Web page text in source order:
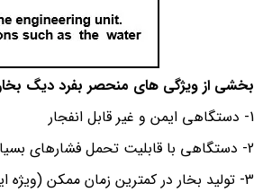
بخشی از ویژگی های منحصر بفرد دیگ
1- دستگاهی ایمن و غیر قابل انفجار
2- دستگاهی با قابلیت تحمل فشارهای بسیار بالا ( بیش از 100 اتمسفر)
3- تولید بخار در کمترین زمان ممکن (ویژه این دستگاه فقط)